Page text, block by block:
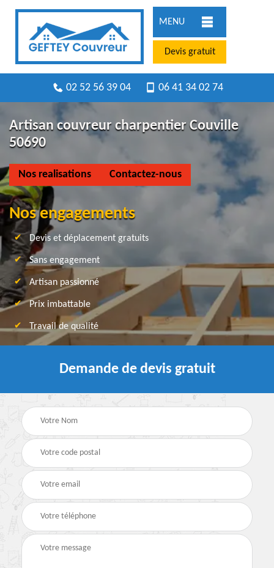
MENU
Devis gratuit
02 52 56 39 04 06 41 34 02 74
Artisan couvreur charpentier Couville
50690
Nos realisations Contactez-nous
Nos engagements
Devis et déplacement gratuits
Sans engagement
Artisan passionné
Prix imbattable
Travail de qualité
Demande de devis gratuit